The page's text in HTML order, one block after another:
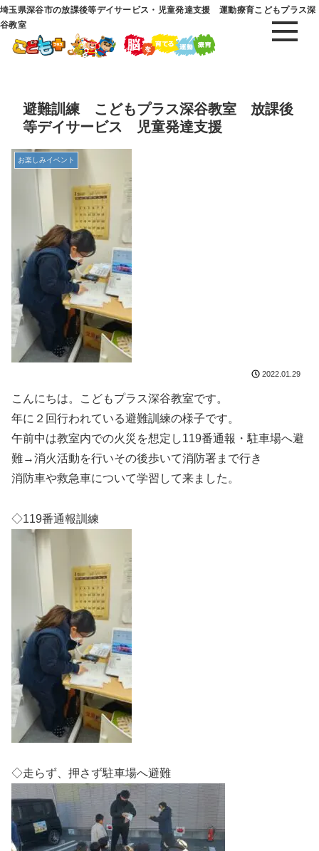
埼玉県深谷市の放課後等デイサービス・児童発達支援 運動療育こどもプラス深
谷教室
避難訓練 こどもプラス深谷教室 放課後
等デイサービス 児童発達支援
お楽しみイベント
2022.01.29
こんにちは。こどもプラス深谷教室です。
年に２回行われている避難訓練の様子です。
午前中は教室内での火災を想定し119番通報・駐車場へ避
難→消火活動を行いその後歩いて消防署まで行き
消防車や救急車について学習して来ました。
◇119番通報訓練
◇走らず、押さず駐車場へ避難